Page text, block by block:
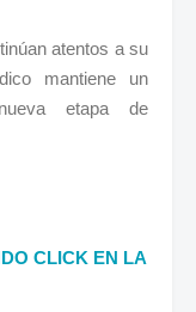
atentos a su
mantiene un
etapa de
CLICK EN LA